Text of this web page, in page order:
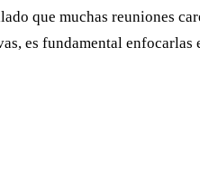
que muchas reuniones
es fundamental